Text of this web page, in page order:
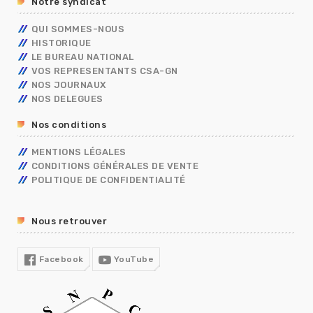
ASSISTANT DE SERVICE SOCIAL
PRIMES
ISS
ELECTIONS PRO 2026
CONGÉS
DIALOGUE SOCIAL
ENTRETIEN PROFESSIONNEL
RÈGLEMENTS INTÉRIEURS
TÉLÉTRAVAIL
TEMPS DE TRAVAIL EN GENDARMERIE
FORMATION
R13
COVID19
QUI SOMMES-NOUS
HISTORIQUE
LE BUREAU NATIONAL
VOS REPRESENTANTS CSA-GN
NOS JOURNAUX
NOS DELEGUES
Nos conditions
MENTIONS LÉGALES
CONDITIONS GÉNÉRALES DE VENTE
POLITIQUE DE CONFIDENTIALITÉ
Nous retrouver
Facebook YouTube